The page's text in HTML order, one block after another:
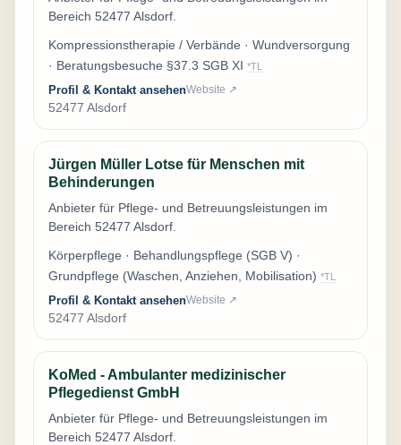
Bereich 52477 Alsdorf.
Kompressionstherapie / Verbände · Wundversorgung
· Beratungsbesuche §37.3 SGB XI *TL
Profil & Kontakt ansehenWebsite ↗
52477 Alsdorf
Jürgen Müller Lotse für Menschen mit
Behinderungen
Anbieter für Pflege- und Betreuungsleistungen im
Bereich 52477 Alsdorf.
Körperpflege · Behandlungspflege (SGB V) ·
Grundpflege (Waschen, Anziehen, Mobilisation) *TL
Profil & Kontakt ansehenWebsite ↗
52477 Alsdorf
KoMed - Ambulanter medizinischer
Pflegedienst GmbH
Anbieter für Pflege- und Betreuungsleistungen im
Bereich 52477 Alsdorf.